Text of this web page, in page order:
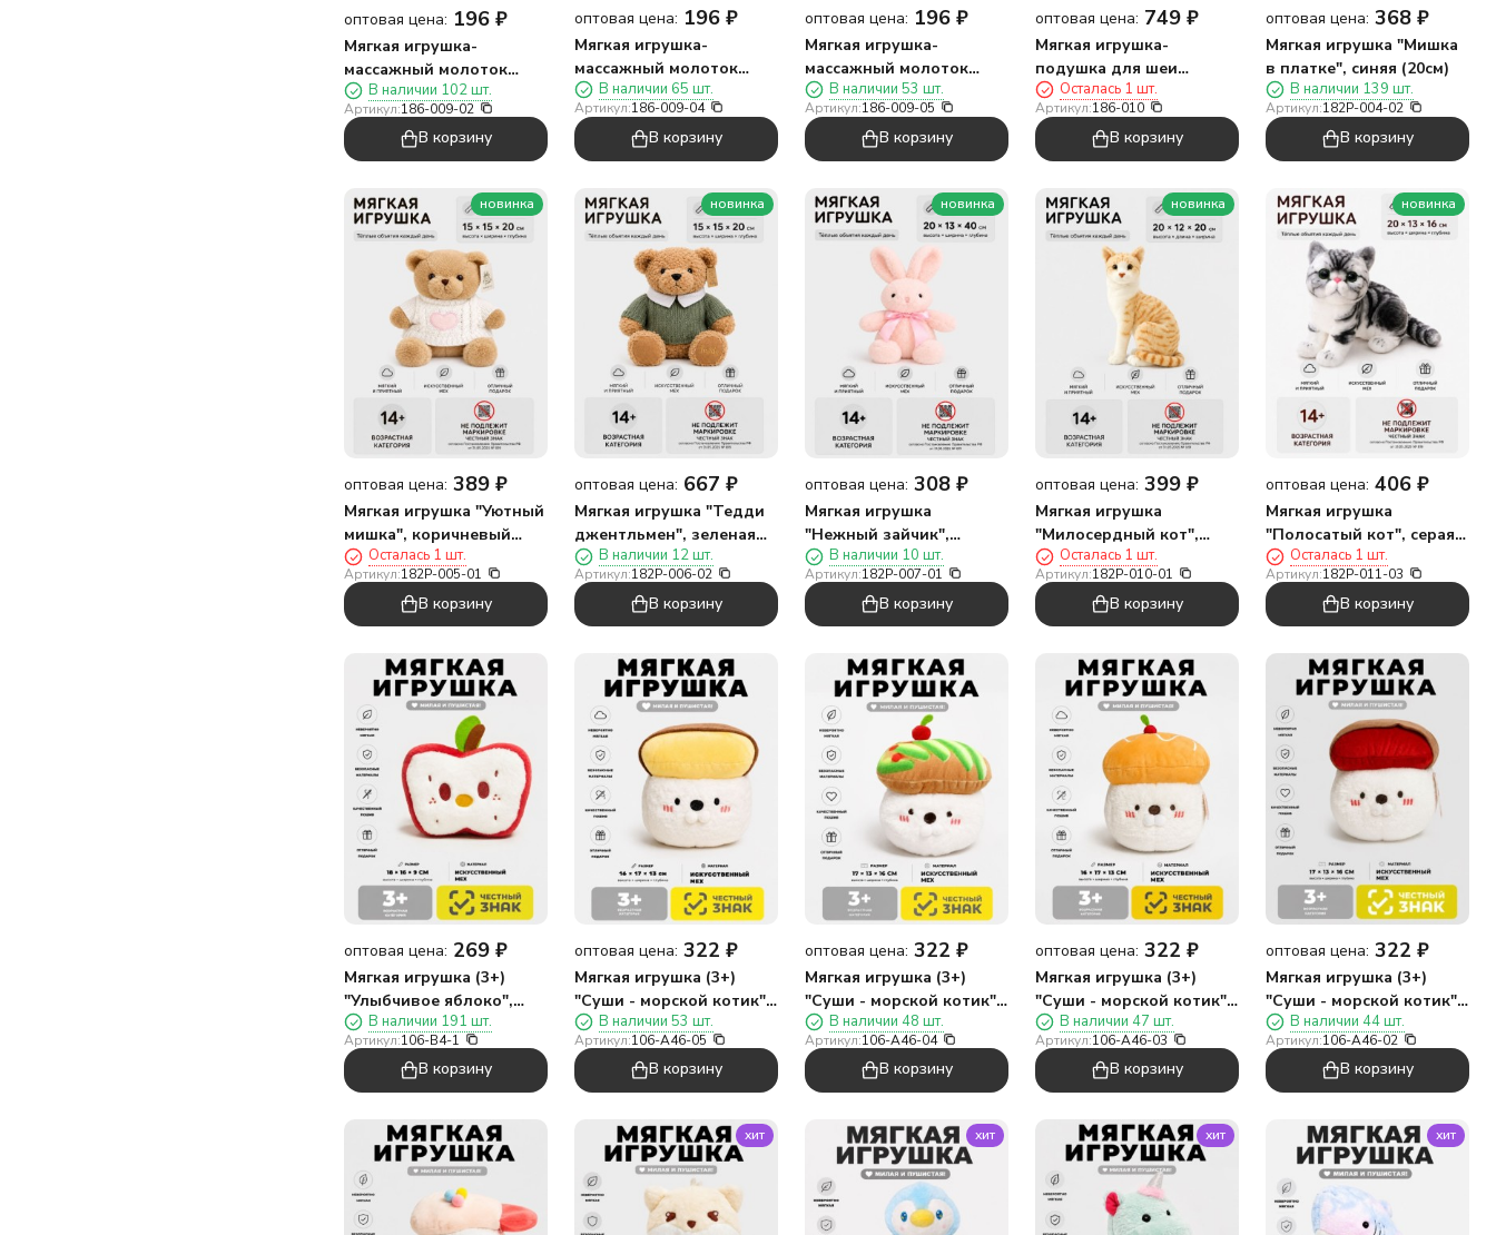
оптовая цена: 196 ₽
Мягкая игрушка-
массажный молоток
"Коровка", белая
(10*35см)
В наличии 102 шт.
Артикул:186-009-02
В корзину
оптовая цена: 196 ₽
Мягкая игрушка-
массажный молоток
"Яйцо", белая (10*35см)
В наличии 65 шт.
Артикул:186-009-04
В корзину
оптовая цена: 196 ₽
Мягкая игрушка-
массажный молоток
"Лягушка", зелёная
(10*35см)
В наличии 53 шт.
Артикул:186-009-05
В корзину
оптовая цена: 749 ₽
Мягкая игрушка-
подушка для шеи
"Полосатый кот", серая
(30*30*10см)
Осталась 1 шт.
Артикул:186-010
В корзину
оптовая цена: 368 ₽
Мягкая игрушка "Мишка
в платке", синяя (20см)
В наличии 139 шт.
Артикул:182P-004-02
В корзину
новинка
оптовая цена: 389 ₽
Мягкая игрушка "Уютный
мишка", коричневый
(20см)Осталась 1 шт.
Артикул:182P-005-01
В корзину
новинка
оптовая цена: 667 ₽
Мягкая игрушка "Тедди
джентльмен", зеленая
(30см)В наличии 12 шт.
Артикул:182P-006-02
В корзину
новинка
оптовая цена: 308 ₽
Мягкая игрушка
"Нежный зайчик",
розовый (30см)
В наличии 10 шт.
Артикул:182P-007-01
В корзину
новинка
оптовая цена: 399 ₽
Мягкая игрушка
"Милосердный кот",
оранжевый (20х13см)
Осталась 1 шт.
Артикул:182P-010-01
В корзину
новинка
оптовая цена: 406 ₽
Мягкая игрушка
"Полосатый кот", серая
(20х13см)
Осталась 1 шт.
Артикул:182P-011-03
В корзину
оптовая цена: 269 ₽
Мягкая игрушка (3+)
"Улыбчивое яблоко",
розовая, 18 см
В наличии 191 шт.
Артикул:106-B4-1
В корзину
оптовая цена: 322 ₽
Мягкая игрушка (3+)
"Суши - морской котик",
желто-коричневая, 17 см
В наличии 53 шт.
Артикул:106-A46-05
В корзину
оптовая цена: 322 ₽
Мягкая игрушка (3+)
"Суши - морской котик",
коричневая, 17 см
В наличии 48 шт.
Артикул:106-A46-04
В корзину
оптовая цена: 322 ₽
Мягкая игрушка (3+)
"Суши - морской котик",
оранжевая, 17 см
В наличии 47 шт.
Артикул:106-A46-03
В корзину
оптовая цена: 322 ₽
Мягкая игрушка (3+)
"Суши - морской котик",
красно-коричневая, 17
см
В наличии 44 шт.
Артикул:106-A46-02
В корзину
хит хит хит хит